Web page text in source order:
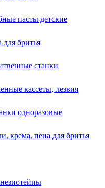
пасты детские
для бритья
станки
кассеты, лезвия
одноразовые
крема, пена для бритья